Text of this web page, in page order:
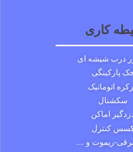
کاری
درب شیشه ای
پارکینگی
اتوماتیک
سکشنال
اماکن
کنترل
ریموت و …